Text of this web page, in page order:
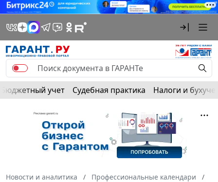
Бюджетный учет Судебная практика Налоги и
Новости и аналитика
Профессиональные календари